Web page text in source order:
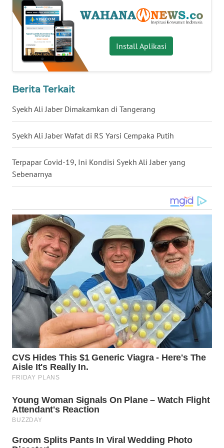
Install Aplikasi
Berita Terkait
Syekh Ali Jaber Dimakamkan di Tangerang
Syekh Ali Jaber Wafat di RS Yarsi Cempaka Putih
Terpapar Covid-19, Ini Kondisi Syekh Ali Jaber yang
Sebenarnya
WN
SERAMBI
WN
JAMBI
WN
NTB
WN
SULTENG
SULBAR
WN
BABEL
WN
SUMBAR
SUMSEL
WN
BENGKULU
LAMPUNG
WN